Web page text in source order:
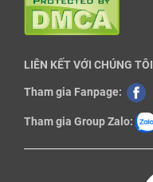
LIÊN KẾT VỚI CHÚNG TÔI
Tham gia Fanpage:
Tham gia Group Zalo: